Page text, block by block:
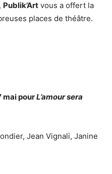
, Publik’Art vous a offert la
places de théâtre.
mai pourL’amour sera
Jean Vignali, Janine